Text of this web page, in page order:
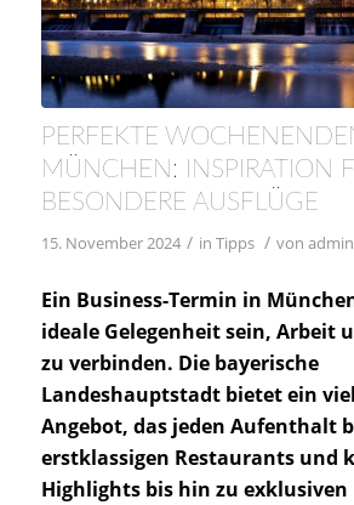
PERFEKTE
MÜNCHEN: INSPIRATION
BESONDERE AUSFLÜGE
15. November 2024 / in Tipps / von admin
Ein Business-Termin in
ideale Gelegenheit sein, Arbeit
zu verbinden. Die bayerische
Landeshauptstadt bietet ein
Angebot, das jeden Aufenthalt
erstklassigen Restaurants und
Highlights bis hin zu exklusiven